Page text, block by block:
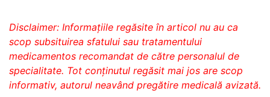
Disclaimer: Informațiile regăsite în articol nu au ca
scop subsituirea sfatului sau tratamentului
medicamentos recomandat de către personalul de
specialitate. Tot conținutul regăsit mai jos are scop
informativ, autorul neavând pregătire medicală avizată.